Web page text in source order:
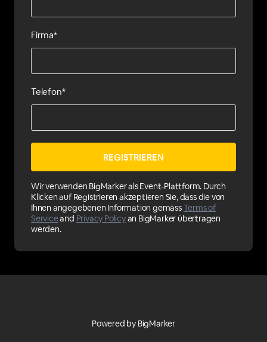
Firma*
Telefon*
Wir verwenden BigMarker als Event-Plattform. Durch
Klicken auf Registrieren akzeptieren Sie, dass die von
Ihnen angegebenen Information gemässTerms of
Serviceand Privacy Policyan BigMarker übertragen
werden.
Powered by BigMarker